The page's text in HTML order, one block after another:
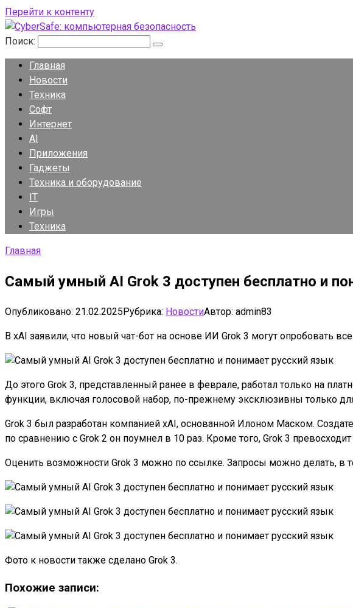
Перейти к контенту
Поиск:
Главная
Новости
Техника
Софт
Интернет
AI
Приложения
Гаджеты
Техника и оборудование
IT
Игры
Техника
Главная
Самый умный AI Grok 3 доступен бесплатно и
Опубликовано: 21.02.2025Рубрика: НовостиАвтор: admin83
В xAI заявили, что новый чат-бот на основе ИИ Grok 3 могут опробовать
До этого Grok 3, представленный ранее в феврале, работал только на
функции, включая голосовой набор, по-прежнему эксклюзивны только
Grok 3 был разработан компанией xAI, основанной Илоном Маском.
по сравнению с Grok 2 он поумнел в 10 раз. Кроме того, Grok 3
Оценить возможности Grok 3 можно по ссылке. Запросы можно делать, в
Фото к новости также сделано Grok 3.
Похожие записи: